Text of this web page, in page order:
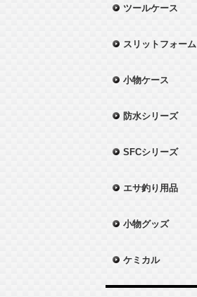
ツールケース
スリットフォーム
小物ケース
防水シリーズ
SFCシリーズ
エサ釣り用品
小物グッズ
ケミカル